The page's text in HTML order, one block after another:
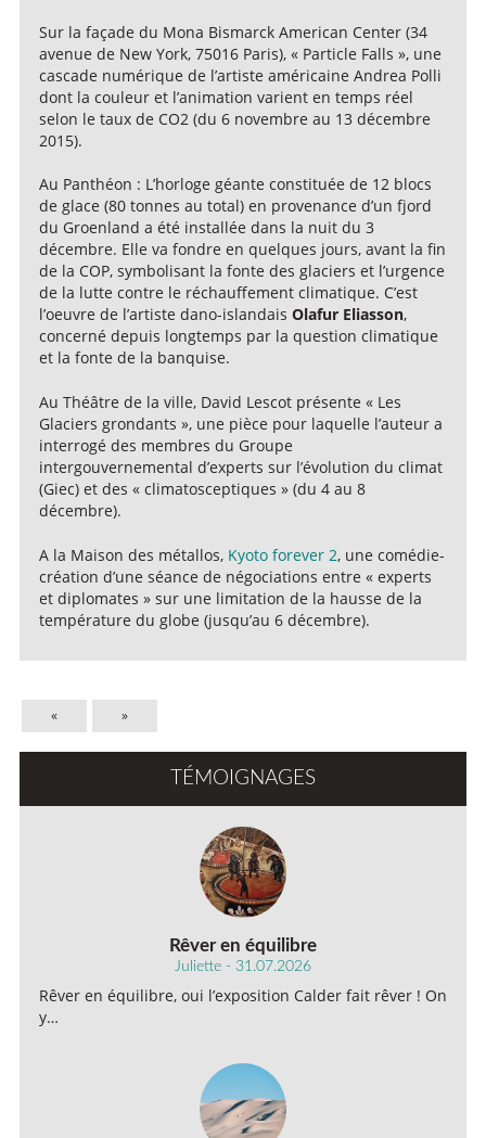
Sur la façade du Mona Bismarck American Center (34
avenue de New York, 75016 Paris), « Particle Falls », une
cascade numérique de l’artiste américaine Andrea Polli
dont la couleur et l’animation varient en temps réel
selon le taux de CO2 (du 6 novembre au 13 décembre
2015).
Au Panthéon : L’horloge géante constituée de 12 blocs
de glace (80 tonnes au total) en provenance d’un fjord
du Groenland a été installée dans la nuit du 3
décembre. Elle va fondre en quelques jours, avant la fin
de la COP, symbolisant la fonte des glaciers et l’urgence
de la lutte contre le réchauffement climatique. C’est
l’oeuvre de l’artiste dano-islandais Olafur Eliasson,
concerné depuis longtemps par la question climatique
et la fonte de la banquise.
Au Théâtre de la ville, David Lescot présente « Les
Glaciers grondants », une pièce pour laquelle l’auteur a
interrogé des membres du Groupe
intergouvernemental d’experts sur l’évolution du climat
(Giec) et des « climatosceptiques » (du 4 au 8
décembre).
A la Maison des métallos, Kyoto forever 2, une comédie-
création d’une séance de négociations entre « experts
et diplomates » sur une limitation de la hausse de la
température du globe (jusqu’au 6 décembre).
« »
TÉMOIGNAGES
Rêver en équilibre
Juliette - 31.07.2026
Rêver en équilibre, oui l’exposition Calder fait rêver ! On
y…